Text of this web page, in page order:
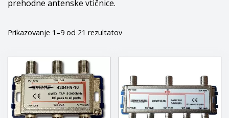
prehodne antenske vtičnice.
Prikazovanje 1–9 od 21 rezultatovRazvrščeno
priljubljenosti